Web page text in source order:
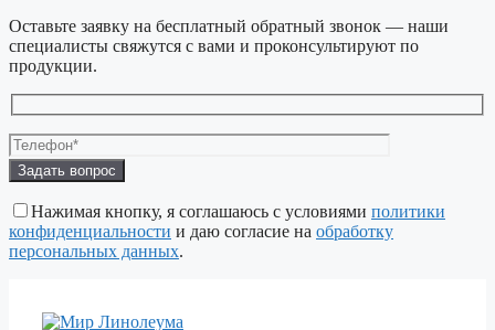
Оставьте заявку на бесплатный обратный звонок — наши
специалисты свяжутся с вами и проконсультируют по
продукции.
Оставьте
это
поле
пустым.
Нажимая кнопку, я соглашаюсь с условиями политики
конфиденциальности и даю согласие на обработку
персональных данных.